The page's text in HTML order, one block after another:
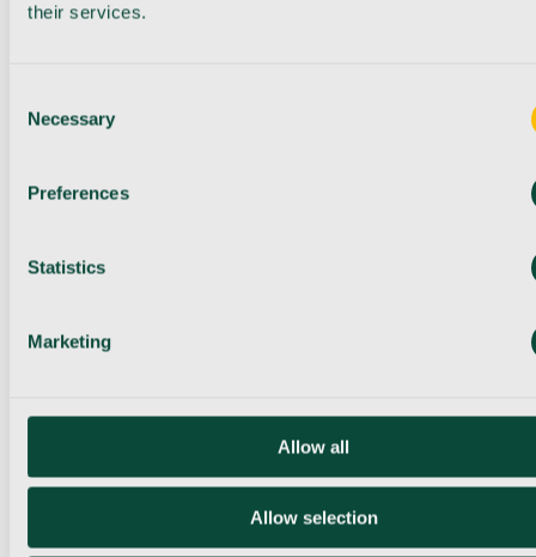
their services.
Selection
Necessary
Preferences
Statistics
Marketing
Allow all
Allow selection